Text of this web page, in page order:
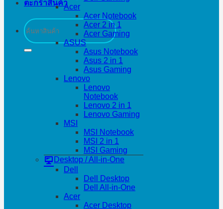
ตะกร้าสินค้า
ค้นหา:
Acer
Acer Notebook
Acer 2 in 1
Acer Gaming
ASUS
Asus Notebook
Asus 2 in 1
Asus Gaming
Lenovo
Lenovo
Notebook
Lenovo 2 in 1
Lenovo Gaming
MSI
MSI Notebook
MSI 2 in 1
MSI Gaming
Desktop / All-in-One
Dell
Dell Desktop
Dell All-in-One
Acer
Acer Desktop